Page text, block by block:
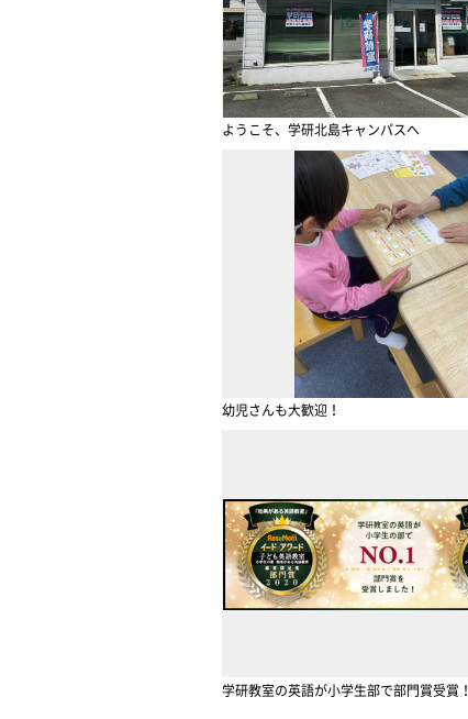
ようこそ、学研北島キャンパスへ
幼児さんも大歓迎！
学研教室の英語が小学生部で部門賞受賞！